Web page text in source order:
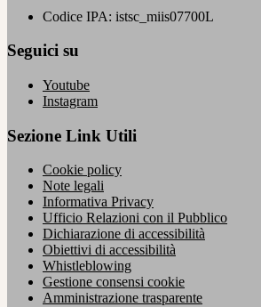
Codice IPA: istsc_miis07700L
Seguici su
Youtube
Instagram
Sezione Link Utili
Cookie policy
Note legali
Informativa Privacy
Ufficio Relazioni con il Pubblico
Dichiarazione di accessibilità
Obiettivi di accessibilità
Whistleblowing
Gestione consensi cookie
Amministrazione trasparente